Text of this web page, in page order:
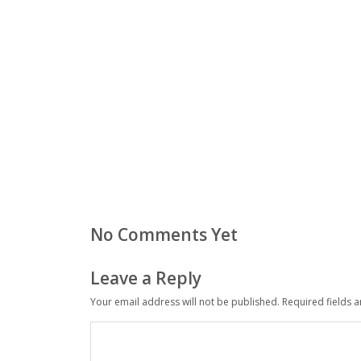
No Comments Yet
Leave a Reply
Your email address will not be published. Required fields